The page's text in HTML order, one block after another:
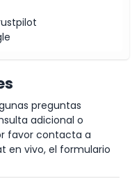
preguntas
adicional o
favor contacta a
en vivo, el formulario